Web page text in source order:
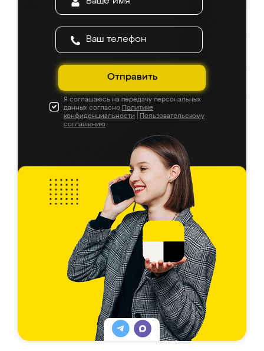
Отправить
Я соглашаюсь на передачу персональных
данных согласно Политике
конфиденциальности
Пользовательскому
соглашению